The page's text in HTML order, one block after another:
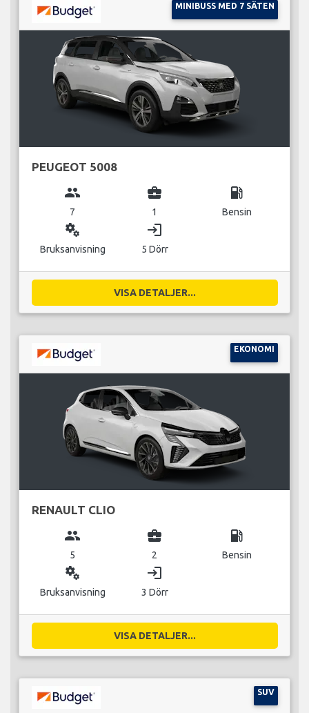
MINIBUSS MED 7 SÄTEN
PEUGEOT 5008
group
7
business_center
1
local_gas_station
Bensin
miscellaneous_services
Bruksanvisning
login
5 Dörr
VISA DETALJER...
EKONOMI
RENAULT CLIO
group
5
business_center
2
local_gas_station
Bensin
miscellaneous_services
Bruksanvisning
login
3 Dörr
VISA DETALJER...
SUV